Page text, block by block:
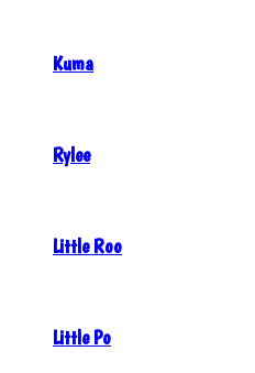
Kuma
Rylee
Little Roo
Little Po